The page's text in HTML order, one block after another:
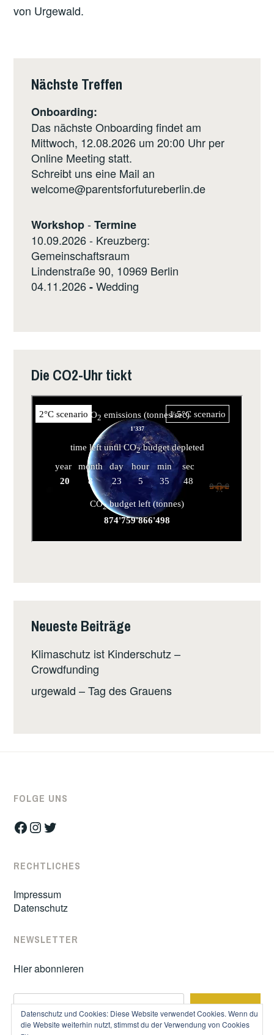
von Urgewald.
Nächste Treffen
Onboarding:
Das nächste Onboarding findet am
Mittwoch, 12.08.2026 um 20:00 Uhr per
Online Meeting statt.
Schreibt uns eine Mail an
welcome@parentsforfutureberlin.de
Workshop-Termine
10.09.2026 - Kreuzberg:
Gemeinschaftsraum
Lindenstraße 90, 10969 Berlin
04.11.2026-Wedding
Die CO2-Uhr tickt
Neueste Beiträge
Klimaschutz ist Kinderschutz –
Crowdfunding
urgewald – Tag des Grauens
FOLGE UNS
Facebook
Instagram
Twitter
RECHTLICHES
Impressum
Datenschutz
NEWSLETTER
Hier abonnieren
S
SUCHE
Datenschutz und Cookies: Diese Website verwendet Cookies. Wenn du
die Website weiterhin nutzt, stimmst du der Verwendung von Cookies